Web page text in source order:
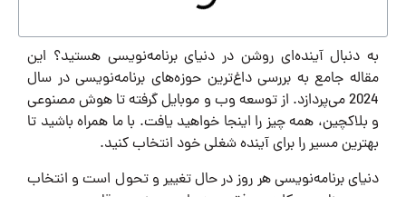
به دنبال آینده‌ای روشن در دنیای برنامه‌نویسی هستید؟ این
مقاله جامع به بررسی داغ‌ترین حوزه‌های برنامه‌نویسی در سال
2024 می‌پردازد. از توسعه وب و موبایل گرفته تا هوش مصنوعی
و بلاکچین، همه چیز را اینجا خواهید یافت. با ما همراه باشید تا
بهترین مسیر را برای آینده شغلی خود انتخاب کنید.
دنیای برنامه‌نویسی هر روز در حال تغییر و تحول است و انتخاب